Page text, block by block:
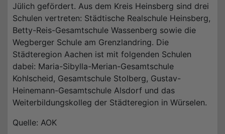
Jülich gefördert. Aus dem Kreis Heinsberg sind drei
Schulen vertreten: Städtische Realschule Heinsberg,
Betty-Reis-Gesamtschule Wassenberg sowie die
Wegberger Schule am Grenzlandring. Die
Städteregion Aachen ist mit folgenden Schulen
dabei: Maria-Sibylla-Merian-Gesamtschule
Kohlscheid, Gesamtschule Stolberg, Gustav-
Heinemann-Gesamtschule Alsdorf und das
Weiterbildungskolleg der Städteregion in Würselen.
Quelle: AOK